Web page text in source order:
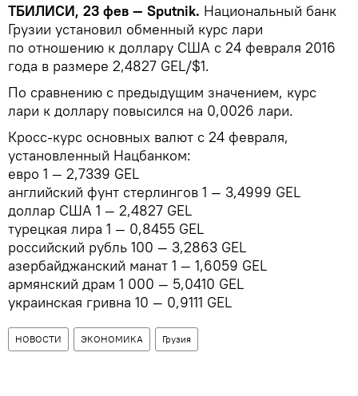
ТБИЛИСИ, 23 фев — Sputnik. Национальный банк
Грузии установил обменный курс лари
по отношению к доллару США с 24 февраля 2016
года в размере 2,4827 GEL/$1.
По сравнению с предыдущим значением, курс
лари к доллару повысился на 0,0026 лари.
Кросс-курс основных валют с 24 февраля,
установленный Нацбанком:
евро 1 — 2,7339 GEL
английский фунт стерлингов 1 — 3,4999 GEL
доллар США 1 — 2,4827 GEL
турецкая лира 1 — 0,8455 GEL
российский рубль 100 — 3,2863 GEL
азербайджанский манат 1 — 1,6059 GEL
армянский драм 1 000 — 5,0410 GEL
украинская гривна 10 — 0,9111 GEL
НОВОСТИ ЭКОНОМИКА Грузия